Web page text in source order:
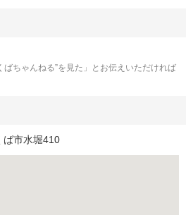
ばちゃんねる”を見た」とお伝えいただければ
市水堀410